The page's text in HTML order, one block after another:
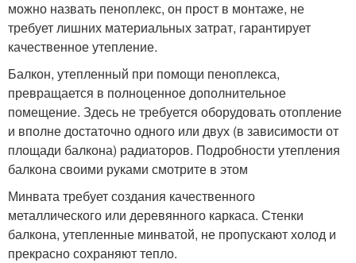
можно назвать пеноплекс, он прост в монтаже, не
требует лишних материальных затрат, гарантирует
качественное утепление.
Балкон, утепленный при помощи пеноплекса,
превращается в полноценное дополнительное
помещение. Здесь не требуется оборудовать отопление
и вполне достаточно одного или двух (в зависимости от
площади балкона) радиаторов. Подробности утепления
балкона своими руками смотрите в этом
Минвата требует создания качественного
металлического или деревянного каркаса. Стенки
балкона, утепленные минватой, не пропускают холод и
прекрасно сохраняют тепло.